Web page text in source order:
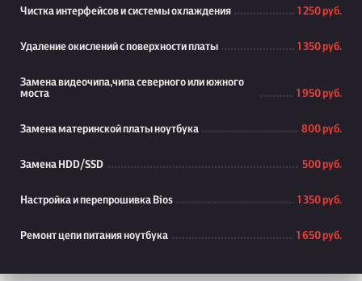
Чистка интерфейсов и системы охлаждения 1 250 руб.
Удаление окислений с поверхности платы 1 350 руб.
Замена видеочипа,чипа северного или южного
моста
1 950 руб.
Замена материнской платы ноутбука 800 руб.
Замена HDD/SSD 500 руб.
Настройка и перепрошивка Bios 1 350 руб.
Ремонт цепи питания ноутбука 1 650 руб.